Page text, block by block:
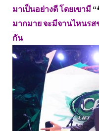
มาเป็นอย่างดี โดยเขามี“
มากมาย จะมีจานไหนรส
กัน